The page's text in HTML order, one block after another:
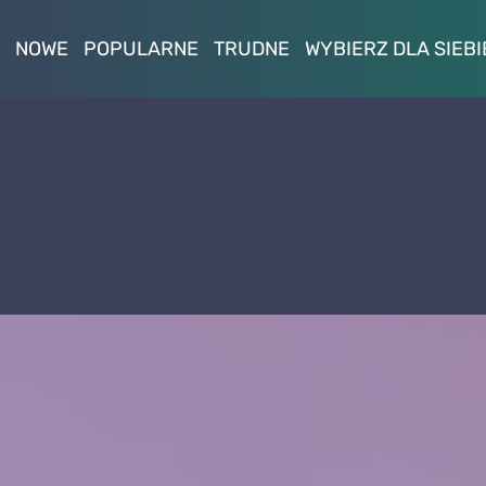
NOWE POPULARNE TRUDNE WYBIERZ DLA